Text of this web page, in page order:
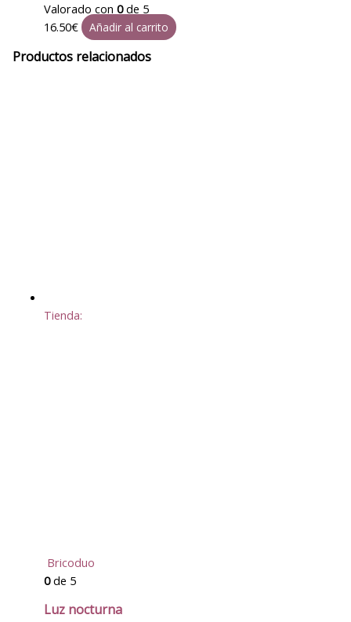
Valorado con 0de 5
16.50€ Añadir al carrito
Productos relacionados
Tienda:
Bricoduo
0de 5
Luz nocturna